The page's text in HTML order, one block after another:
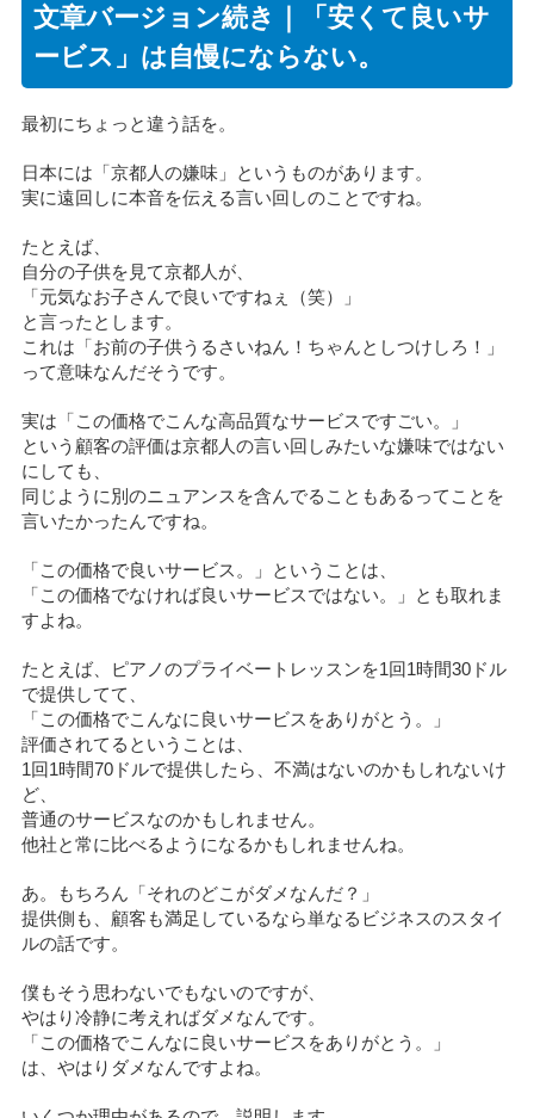
文章バージョン続き｜「安くて良いサ
ービス」は自慢にならない。
最初にちょっと違う話を。
日本には「京都人の嫌味」というものがあります。
実に遠回しに本音を伝える言い回しのことですね。
たとえば、
自分の子供を見て京都人が、
「元気なお子さんで良いですねぇ（笑）」
と言ったとします。
これは「お前の子供うるさいねん！ちゃんとしつけしろ！」
って意味なんだそうです。
実は「この価格でこんな高品質なサービスですごい。」
という顧客の評価は京都人の言い回しみたいな嫌味ではない
にしても、
同じように別のニュアンスを含んでることもあるってことを
言いたかったんですね。
「この価格で良いサービス。」ということは、
「この価格でなければ良いサービスではない。」とも取れま
すよね。
たとえば、ピアノのプライベートレッスンを1回1時間30ドル
で提供してて、
「この価格でこんなに良いサービスをありがとう。」
評価されてるということは、
1回1時間70ドルで提供したら、不満はないのかもしれないけ
ど、
普通のサービスなのかもしれません。
他社と常に比べるようになるかもしれませんね。
あ。もちろん「それのどこがダメなんだ？」
提供側も、顧客も満足しているなら単なるビジネスのスタイ
ルの話です。
僕もそう思わないでもないのですが、
やはり冷静に考えればダメなんです。
「この価格でこんなに良いサービスをありがとう。」
は、やはりダメなんですよね。